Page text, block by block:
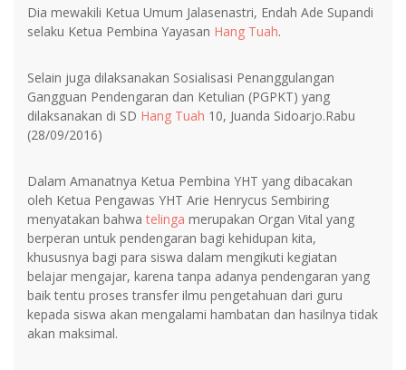
Dia mewakili Ketua Umum Jalasenastri, Endah Ade Supandi
selaku Ketua Pembina Yayasan Hang Tuah.
Selain juga dilaksanakan Sosialisasi Penanggulangan
Gangguan Pendengaran dan Ketulian (PGPKT) yang
dilaksanakan di SD Hang Tuah 10, Juanda Sidoarjo.Rabu
(28/09/2016)
Dalam Amanatnya Ketua Pembina YHT yang dibacakan
oleh Ketua Pengawas YHT Arie Henrycus Sembiring
menyatakan bahwa telinga merupakan Organ Vital yang
berperan untuk pendengaran bagi kehidupan kita,
khususnya bagi para siswa dalam mengikuti kegiatan
belajar mengajar, karena tanpa adanya pendengaran yang
baik tentu proses transfer ilmu pengetahuan dari guru
kepada siswa akan mengalami hambatan dan hasilnya tidak
akan maksimal.